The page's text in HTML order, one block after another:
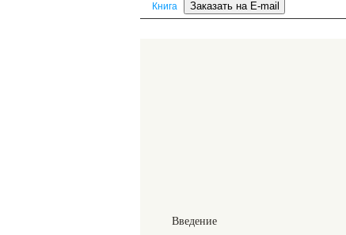
Книга
Введение